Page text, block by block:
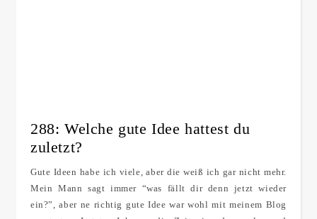
288: Welche gute Idee hattest du
zuletzt?
Gute Ideen habe ich viele, aber die weiß ich gar nicht mehr.
Mein Mann sagt immer “was fällt dir denn jetzt wieder
ein?”, aber ne richtig gute Idee war wohl mit meinem Blog